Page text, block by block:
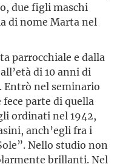
due figli maschi
di nome Marta nel
parrocchiale e dalla
di 10 anni di
Entrò nel seminario
fece parte di quella
ordinati nel 1942,
anch’egli fra i
Nello studio non
brillanti. Nel